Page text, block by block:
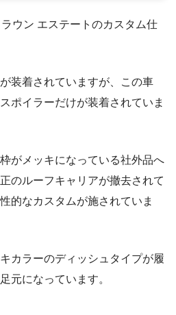
ウン エステートのカスタム仕
装着されていますが、この車
ポイラーだけが装着されていま
がメッキになっている社外品へ
のルーフキャリアが撤去されて
的なカスタムが施されていま
カラーのディッシュタイプが履
元になっています。